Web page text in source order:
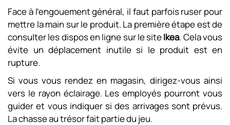
Face à l’engouement général, il faut parfois ruser pour
mettre la main sur le produit. La première étape est de
consulter les dispos en ligne sur le siteIkea. Cela vous
évite un déplacement inutile si le produit est en
rupture.
Si vous vous rendez en magasin, dirigez-vous ainsi
vers le rayon éclairage. Les employés pourront vous
guider et vous indiquer si des arrivages sont prévus.
La chasse au trésor fait partie du jeu.